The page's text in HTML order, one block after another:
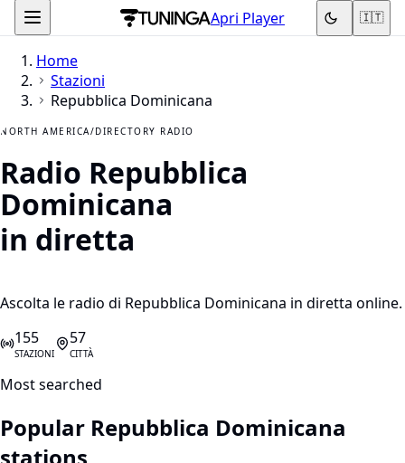
Apri Player 🇮🇹
Home
Stazioni
Repubblica Dominicana
NORTH AMERICA/DIRECTORY RADIO
Radio Repubblica
Dominicana
in diretta
Ascolta le radio di Repubblica Dominicana in diretta online.
155
STAZIONI
57
CITTÀ
Most searched
Popular Repubblica Dominicana
stations